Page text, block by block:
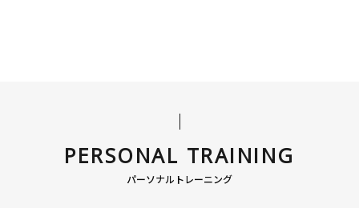
PERSONAL TRAINING
パーソナルトレーニング